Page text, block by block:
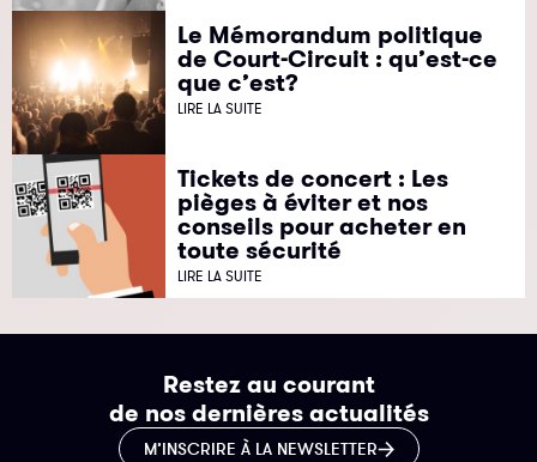
Le Mémorandum politique
de Court-Circuit : qu’est-ce
que c’est?
LIRE LA SUITE
Tickets de concert : Les
pièges à éviter et nos
conseils pour acheter en
toute sécurité
LIRE LA SUITE
Restez au courant
de nos dernières actualités
M’INSCRIRE À LA NEWSLETTER